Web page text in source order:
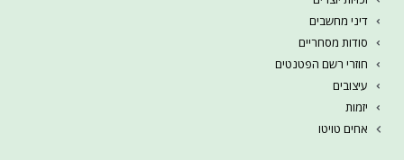
דיני מחשבים
סודות מסחריים
חוזרי רשם הפטנטים
עיצובים
יזמות
אחים טויטו